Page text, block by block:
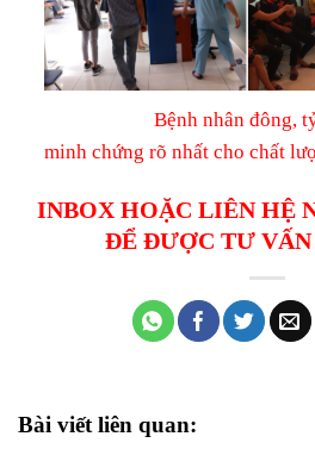
Bệnh nhân đông, tỷ lệ
minh chứng rõ nhất cho chất
INBOX HOẶC LIÊN HỆ
ĐỂ ĐƯỢC TƯ
Bài viết liên quan: